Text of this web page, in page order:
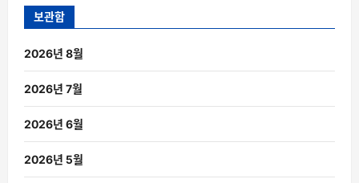
보관함
2026년 8월
2026년 7월
2026년 6월
2026년 5월